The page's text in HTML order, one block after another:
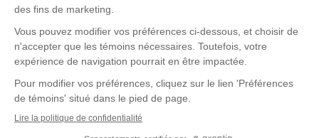
professionnels du
tourisme
Gestion des témoinsPolitique de confidentialité
Conditions d'utilisation Politique d'achat en ligne